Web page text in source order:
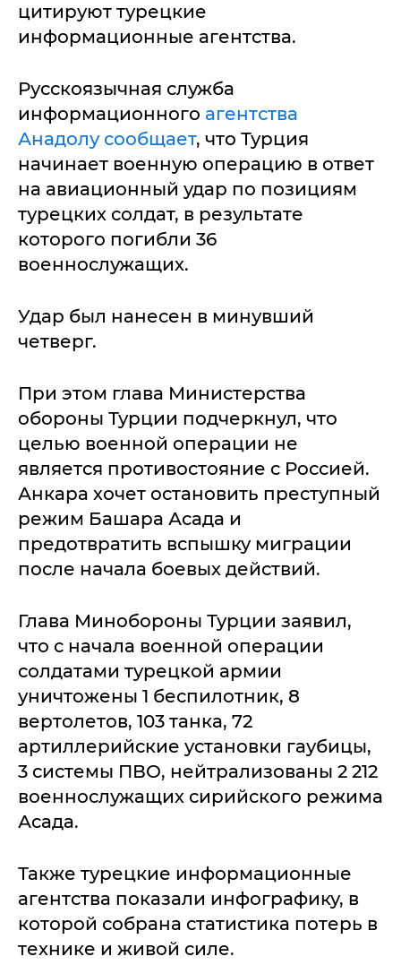
цитируют турецкие
информационные агентства.
Русскоязычная служба
информационного агентства
Анадолу сообщает, что Турция
начинает военную операцию в ответ
на авиационный удар по позициям
турецких солдат, в результате
которого погибли 36
военнослужащих.
Удар был нанесен в минувший
четверг.
При этом глава Министерства
обороны Турции подчеркнул, что
целью военной операции не
является противостояние с Россией.
Анкара хочет остановить преступный
режим Башара Асада и
предотвратить вспышку миграции
после начала боевых действий.
Глава Минобороны Турции заявил,
что с начала военной операции
солдатами турецкой армии
уничтожены 1 беспилотник, 8
вертолетов, 103 танка, 72
артиллерийские установки гаубицы,
3 системы ПВО, нейтрализованы 2 212
военнослужащих сирийского режима
Асада.
Также турецкие информационные
агентства показали инфографику, в
которой собрана статистика потерь в
технике и живой силе.